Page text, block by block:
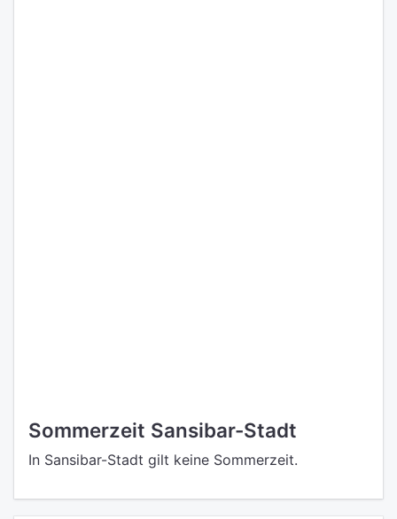
Sommerzeit Sansibar-Stadt
In Sansibar-Stadt gilt keine Sommerzeit.